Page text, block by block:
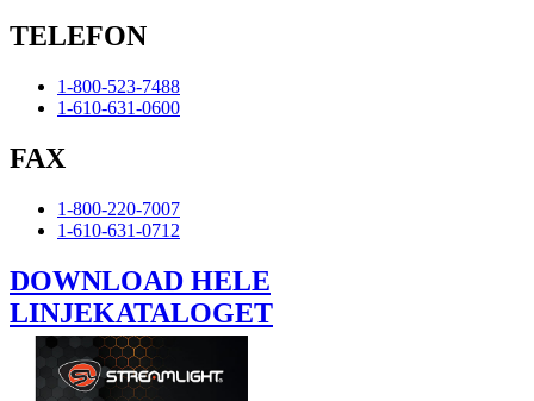
TELEFON
1-800-523-7488
1-610-631-0600
FAX
1-800-220-7007
1-610-631-0712
DOWNLOAD HELE
LINJEKATALOGET